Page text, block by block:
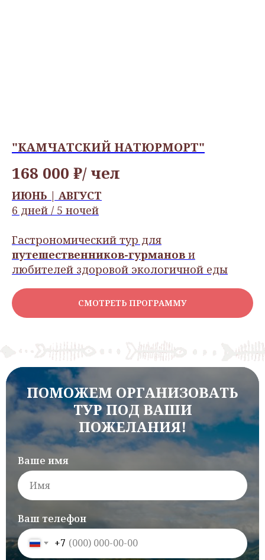
"КАМЧАТСКИЙ НАТЮРМОРТ"
168 000 ₽/ чел
ИЮНЬ | АВГУСТ
6 дней / 5 ночей
Гастрономический тур для
путешественников-гурманов и
любителей здоровой экологичной еды
СМОТРЕТЬ ПРОГРАММУ
ПОМОЖЕМ ОРГАНИЗОВАТЬ
ТУР ПОД ВАШИ
ПОЖЕЛАНИЯ!
Ваше имя
Ваш телефон
+7